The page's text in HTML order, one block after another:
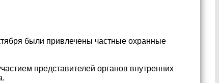
были привлечены частные охранные
представителей органов внутренних